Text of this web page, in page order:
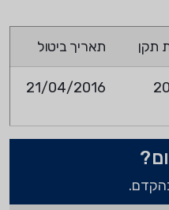
תקן תאריך ביטול
21/04/2016